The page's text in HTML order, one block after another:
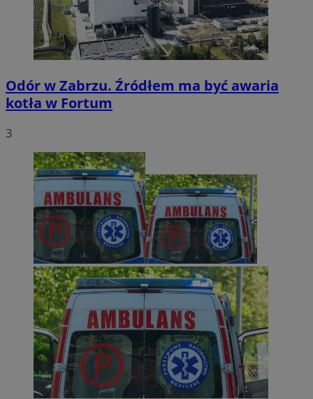
Odór w Zabrzu. Źródłem ma być awaria
kotła w Fortum
3